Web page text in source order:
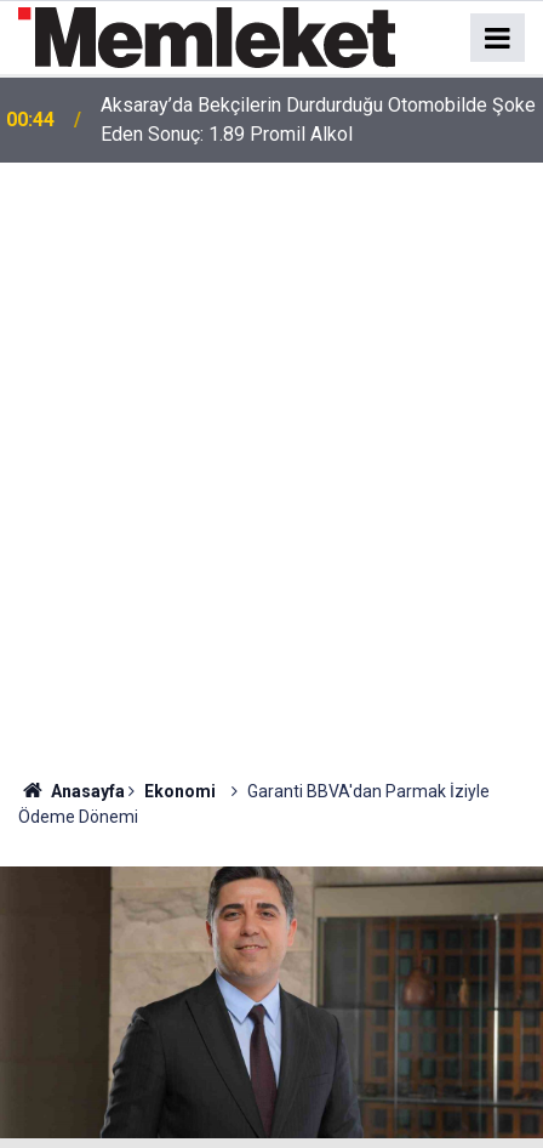
00:41 Polatlı-Haymana-Konya hattı bölünmüş yol oluyor
Anasayfa Ekonomi
Garanti BBVA'dan Parmak İziyle
Ödeme Dönemi